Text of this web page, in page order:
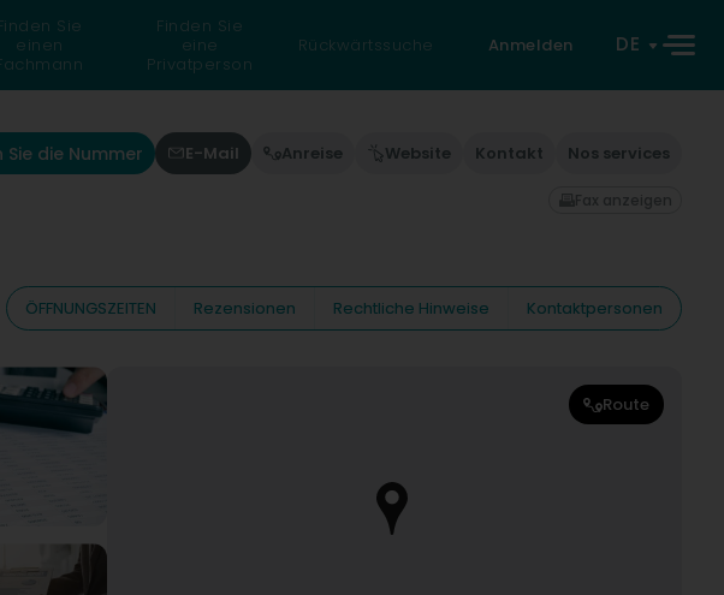
Sie
einen
Finden Sie
eine
Privatperson
Rückwärtssuche Anmelden DE
Sie die Nummer E-Mail Anreise Website Kontakt Nos services
Fax anzeigen
ÖFFNUNGSZEITEN Rezensionen Rechtliche Hinweise
Kontaktpersonen
Route